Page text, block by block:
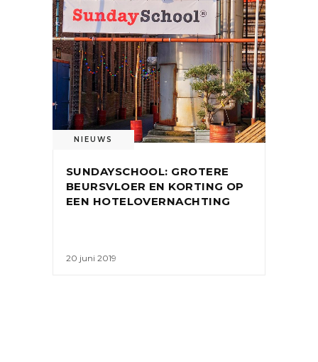
NIEUWS
SUNDAYSCHOOL: GROTERE
BEURSVLOER EN KORTING OP
EEN HOTELOVERNACHTING
20 juni 2019